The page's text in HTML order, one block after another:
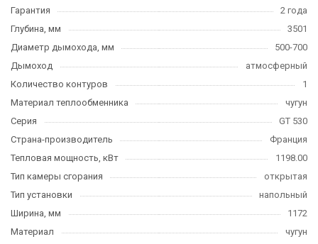
Гарантия
2 года
Глубина, мм
3501
Диаметр дымохода, мм
500-700
Дымоход
атмосферный
Количество контуров
1
Материал теплообменника
чугун
Серия
GT 530
Страна-производитель
Франция
Тепловая мощность, кВт
1198.00
Тип камеры сгорания
открытая
Тип установки
напольный
Ширина, мм
1172
Материал
чугун